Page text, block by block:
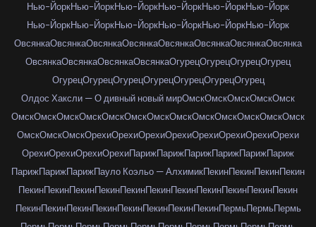
Нью-ЙоркНью-ЙоркНью-ЙоркНью-ЙоркНью-ЙоркНью-Йорк
Нью-ЙоркНью-ЙоркНью-ЙоркНью-ЙоркНью-ЙоркНью-Йорк
ОвсянкаОвсянкаОвсянкаОвсянкаОвсянкаОвсянкаОвсянкаОвсянка
ОвсянкаОвсянкаОвсянкаОвсянкаОгурецОгурецОгурецОгурец
ОгурецОгурецОгурецОгурецОгурецОгурецОгурец
Олдос Хаксли — О дивный новый мирОмскОмскОмскОмскОмск
ОмскОмскОмскОмскОмскОмскОмскОмскОмскОмскОмскОмскОмск
ОмскОмскОмскОрехиОрехиОрехиОрехиОрехиОрехиОрехиОрехи
ОрехиОрехиОрехиОрехиПарижПарижПарижПарижПарижПариж
ПарижПарижПарижПауло Коэльо — АлхимикПекинПекинПекинПекин
ПекинПекинПекинПекинПекинПекинПекинПекинПекинПекинПекин
ПекинПекинПекинПекинПекинПекинПекинПекинПермьПермьПермь